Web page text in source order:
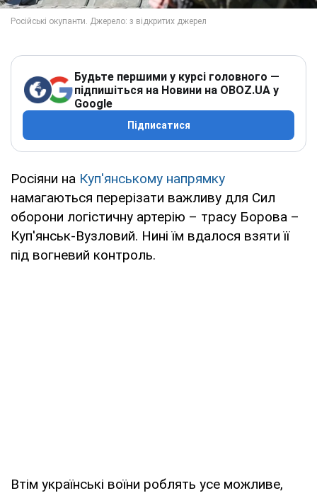
Будьте першими у курсі головного —
підпишіться на Новини на OBOZ.UA у
Google
Підписатися
Росіяни на Куп'янському напрямку
намагаються перерізати важливу для Сил
оборони логістичну артерію – трасу Борова –
Куп'янськ-Вузловий. Нині їм вдалося взяти її
під вогневий контроль.
Втім українські воїни роблять усе можливе,